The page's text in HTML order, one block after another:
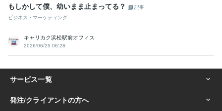
もしかして僕、幼いまま止まってる？
記事
ビジネス・マーケティング
キャリカク浜松駅前オフィス
2026/06/25 06:28